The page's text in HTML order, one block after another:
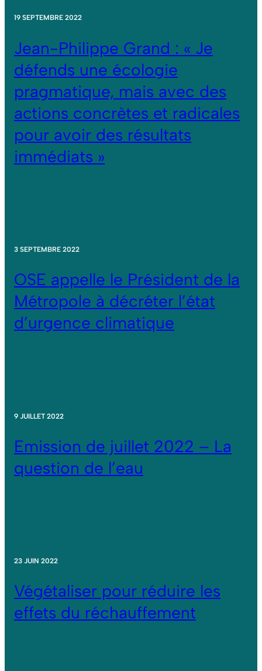
19 SEPTEMBRE 2022
Jean-Philippe Grand : « Je
défends une écologie
pragmatique, mais avec des
actions concrètes et radicales
pour avoir des résultats
immédiats »
3 SEPTEMBRE 2022
OSE appelle le Président de la
Métropole à décréter l’état
d’urgence climatique
9 JUILLET 2022
Emission de juillet 2022 – La
question de l’eau
23 JUIN 2022
Végétaliser pour réduire les
effets du réchauffement